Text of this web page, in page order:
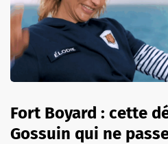
Fort Boyard : cette
Gossuin qui ne